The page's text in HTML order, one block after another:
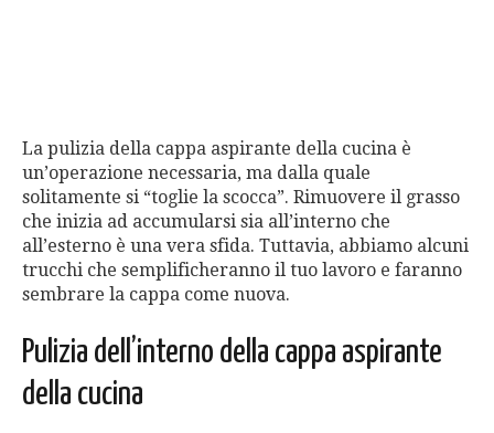
La pulizia della cappa aspirante della cucina è
un’operazione necessaria, ma dalla quale
solitamente si “toglie la scocca”. Rimuovere il grasso
che inizia ad accumularsi sia all’interno che
all’esterno è una vera sfida. Tuttavia, abbiamo alcuni
trucchi che semplificheranno il tuo lavoro e faranno
sembrare la cappa come nuova.
Pulizia dell’interno della cappa aspirante
della cucina